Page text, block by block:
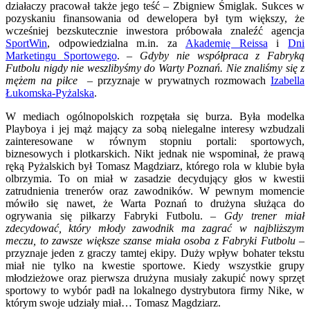
działaczy pracował także jego teść – Zbigniew Śmiglak. Sukces w
pozyskaniu finansowania od dewelopera był tym większy, że
wcześniej bezskutecznie inwestora próbowała znaleźć agencja
SportWin, odpowiedzialna m.in. za Akademię Reissa iDni
Marketingu Sportowego. – Gdyby nie współpraca z Fabryką
Futbolu nigdy nie weszlibyśmy do Warty Poznań. Nie znaliśmy się z
mężem na piłce – przyznaje w prywatnych rozmowach Izabella
Łukomska-Pyżalska.
W mediach ogólnopolskich rozpętała się burza. Była modelka
Playboya i jej mąż mający za sobą nielegalne interesy wzbudzali
zainteresowane w równym stopniu portali: sportowych,
biznesowych i plotkarskich. Nikt jednak nie wspominał, że prawą
ręką Pyżalskich był Tomasz Magdziarz, którego rola w klubie była
olbrzymia. To on miał w zasadzie decydujący głos w kwestii
zatrudnienia trenerów oraz zawodników. W pewnym momencie
mówiło się nawet, że Warta Poznań to drużyna służąca do
ogrywania się piłkarzy Fabryki Futbolu. – Gdy trener miał
zdecydować, który młody zawodnik ma zagrać w najbliższym
meczu, to zawsze większe szanse miała osoba z Fabryki Futbolu–
przyznaje jeden z graczy tamtej ekipy. Duży wpływ bohater tekstu
miał nie tylko na kwestie sportowe. Kiedy wszystkie grupy
młodzieżowe oraz pierwsza drużyna musiały zakupić nowy sprzęt
sportowy to wybór padł na lokalnego dystrybutora firmy Nike, w
którym swoje udziały miał… Tomasz Magdziarz.